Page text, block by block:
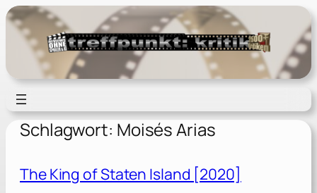
Zum
Inhalt
springen
Schlagwort: Moisés Arias
The King of Staten Island [2020]